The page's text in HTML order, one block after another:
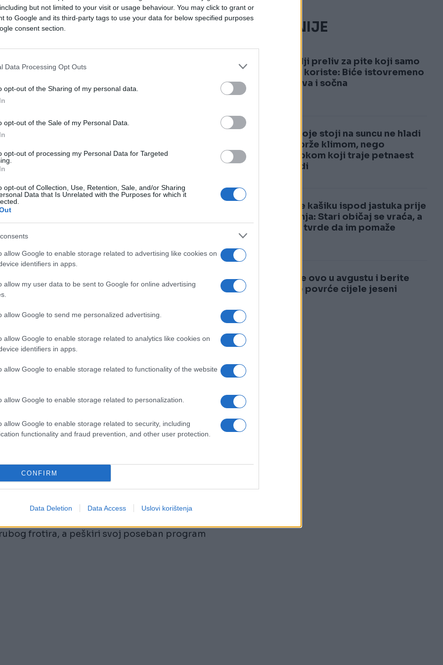
but not limited to your visit or usage behaviour. You may click to grant or
to Google and its third-party tags to use your data for below specified purposes
consent section.
Data Processing Opt Outs
opt-out of the Sharing of my personal data.
opt-out of the Sale of my Personal Data.
opt-out of processing my Personal Data for Targeted
opt-out of Collection, Use, Retention, Sale, and/or Sharing
Data that Is Unrelated with the Purposes for which it
allow Google to enable storage related to advertising like cookies on
identifiers in apps.
allow my user data to be sent to Google for online advertising
allow Google to send me personalized advertising.
allow Google to enable storage related to analytics like cookies on
identifiers in apps.
allow Google to enable storage related to functionality of the website
allow Google to enable storage related to personalization.
allow Google to enable storage related to security, including
functionality and fraud prevention, and other user protection.
CONFIRM
Data Deletion Data Access Uslovi korištenja
na najmanje 60 stepeni.
na 40 stepeni zbog garderobe, peškiri
nađe zajedno s laganom odjećom, dolazi do
peglom
komad, pa lagana odjeća ostaje unutra duže
i najjeftiniji način da produžite vijek
sirćeta u pregradu
frotira, a peškiri svoj poseban program
NAJČITANIJE
1
Najbolji preliv za pite koji samo
pekari koriste: Biće istovremeno
i hrskava i sočna
2
Auto koje stoji na suncu ne hladi
se najbrže klimom, nego
postupkom koji traje petnaest
sekundi
3
Stavite kašiku ispod jastuka prije
spavanja: Stari običaj se vraća, a
mnogi tvrde da im pomaže
4
Posijte ovo u avgustu i berite
svježe povrće cijele jeseni